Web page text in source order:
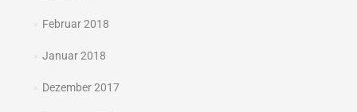
Februar 2018
Januar 2018
Dezember 2017